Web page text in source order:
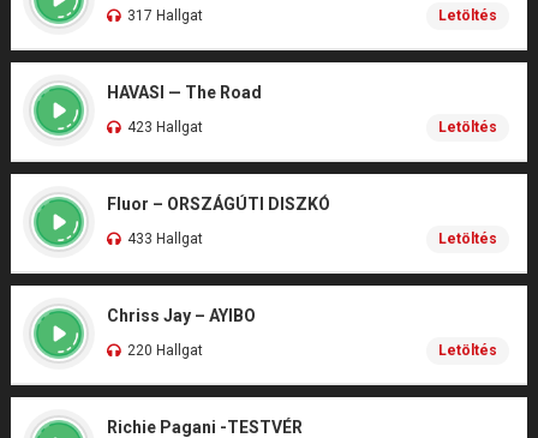
317 Hallgat Letöltés
HAVASI — The Road
423 Hallgat Letöltés
Fluor – ORSZÁGÚTI DISZKÓ
433 Hallgat Letöltés
Chriss Jay – AYIBO
220 Hallgat Letöltés
Richie Pagani -TESTVÉR